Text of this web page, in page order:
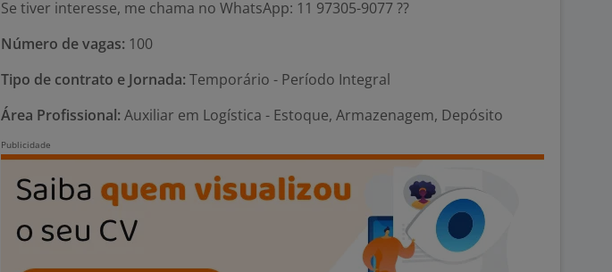
Se tiver interesse, me chama no WhatsApp: 11 97305-9077 ??
Número de vagas: 100
Tipo de contrato e Jornada: Temporário - Período Integral
Área Profissional: Auxiliar em Logística - Estoque, Armazenagem, Depósito